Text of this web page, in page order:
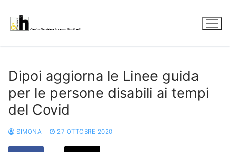
contenuto
Dipoi aggiorna le Linee guida
per le persone disabili ai tempi
del Covid
SIMONA 27 OTTOBRE 2020